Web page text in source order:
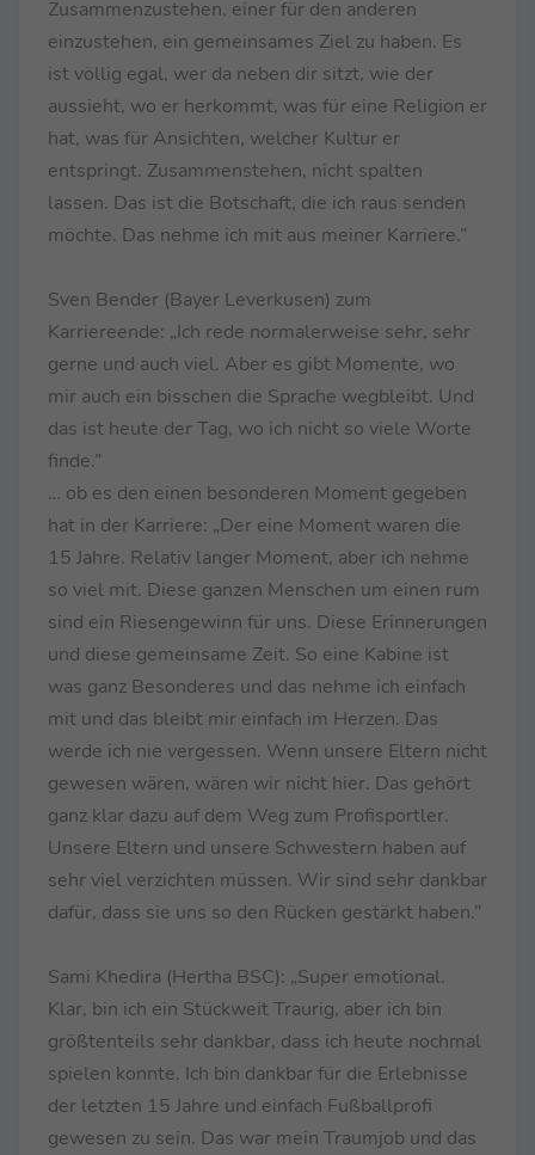
Zusammenzustehen, einer für den anderen
einzustehen, ein gemeinsames Ziel zu haben. Es
ist völlig egal, wer da neben dir sitzt, wie der
aussieht, wo er herkommt, was für eine Religion er
hat, was für Ansichten, welcher Kultur er
entspringt. Zusammenstehen, nicht spalten
lassen. Das ist die Botschaft, die ich raus senden
möchte. Das nehme ich mit aus meiner Karriere.”
Sven Bender (Bayer Leverkusen) zum
Karriereende: „Ich rede normalerweise sehr, sehr
gerne und auch viel. Aber es gibt Momente, wo
mir auch ein bisschen die Sprache wegbleibt. Und
das ist heute der Tag, wo ich nicht so viele Worte
finde.”
… ob es den einen besonderen Moment gegeben
hat in der Karriere: „Der eine Moment waren die
15 Jahre. Relativ langer Moment, aber ich nehme
so viel mit. Diese ganzen Menschen um einen rum
sind ein Riesengewinn für uns. Diese Erinnerungen
und diese gemeinsame Zeit. So eine Kabine ist
was ganz Besonderes und das nehme ich einfach
mit und das bleibt mir einfach im Herzen. Das
werde ich nie vergessen. Wenn unsere Eltern nicht
gewesen wären, wären wir nicht hier. Das gehört
ganz klar dazu auf dem Weg zum Profisportler.
Unsere Eltern und unsere Schwestern haben auf
sehr viel verzichten müssen. Wir sind sehr dankbar
dafür, dass sie uns so den Rücken gestärkt haben.”
Sami Khedira (Hertha BSC): „Super emotional.
Klar, bin ich ein Stückweit Traurig, aber ich bin
größtenteils sehr dankbar, dass ich heute nochmal
spielen konnte. Ich bin dankbar für die Erlebnisse
der letzten 15 Jahre und einfach Fußballprofi
gewesen zu sein. Das war mein Traumjob und das